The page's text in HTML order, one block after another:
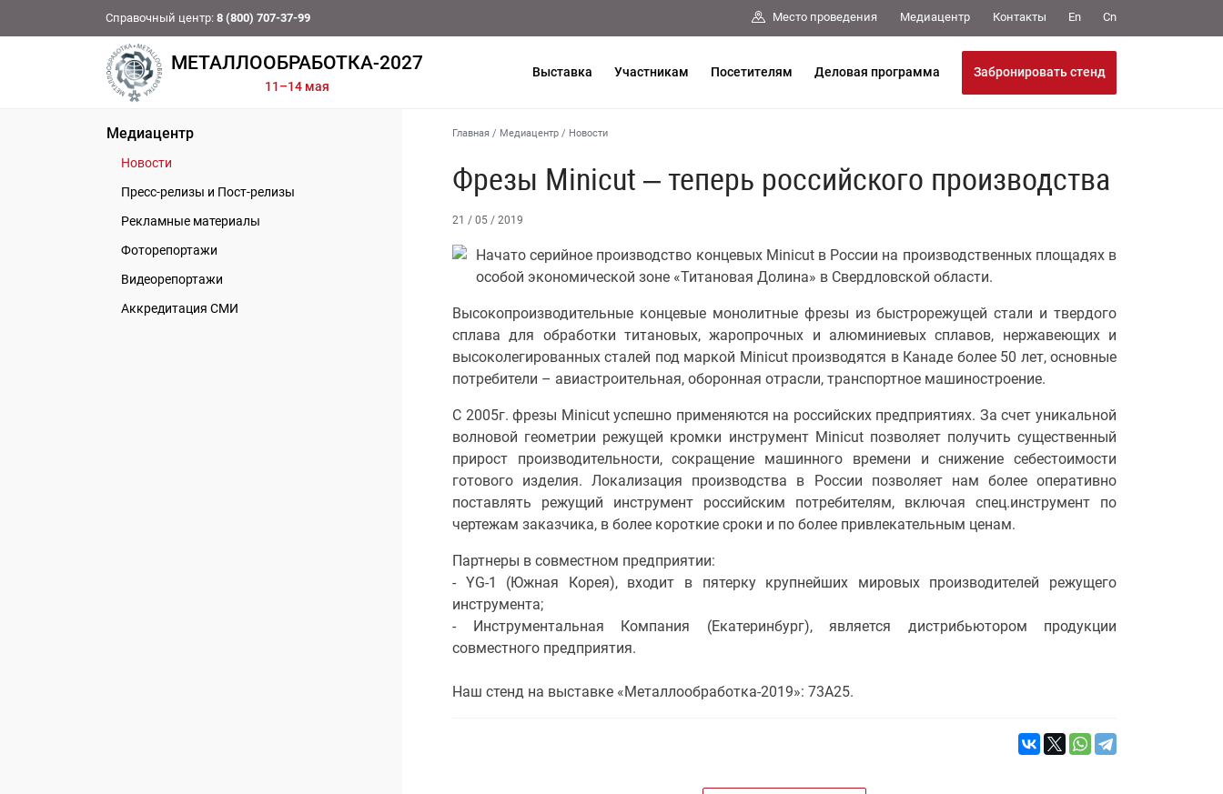
Справочный центр: 8 (800) 707-37-99 Место проведения Медиацентр Контакты En Cn
МЕТАЛЛООБРАБОТКА-2027
11–14 мая
Выставка Участникам Посетителям Деловая программа Забронировать стенд
Медиацентр
Новости
Пресс-релизы и Пост-релизы
Рекламные материалы
Фоторепортажи
Видеорепортажи
Аккредитация СМИ
Главная / Медиацентр / Новости
Фрезы Minicut – теперь российского производства
21 / 05 / 2019
Начато серийное производство концевых Minicut в России на производственных площадях в
особой экономической зоне «Титановая Долина» в Свердловской области.
Высокопроизводительные концевые монолитные фрезы из быстрорежущей стали и твердого
сплава для обработки титановых, жаропрочных и алюминиевых сплавов, нержавеющих и
высоколегированных сталей под маркой Minicut производятся в Канаде более 50 лет, основные
потребители – авиастроительная, оборонная отрасли, транспортное машиностроение.
С 2005г. фрезы Minicut успешно применяются на российских предприятиях. За счет уникальной
волновой геометрии режущей кромки инструмент Minicut позволяет получить существенный
прирост производительности, сокращение машинного времени и снижение себестоимости
готового изделия. Локализация производства в России позволяет нам более оперативно
поставлять режущий инструмент российским потребителям, включая спец.инструмент по
чертежам заказчика, в более короткие сроки и по более привлекательным ценам.
Партнеры в совместном предприятии:
- YG-1 (Южная Корея), входит в пятерку крупнейших мировых производителей режущего
инструмента;
- Инструментальная Компания (Екатеринбург), является дистрибьютором продукции
совместного предприятия.
Наш стенд на выставке «Металлообработка-2019»: 73А25.